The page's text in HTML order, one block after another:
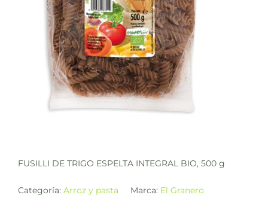
FUSILLI DE TRIGO ESPELTA INTEGRAL BIO, 500 g
Categoría: Arroz y pasta Marca: El Granero